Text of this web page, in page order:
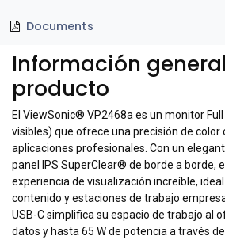
Documents
Información
producto
El ViewSonic® VP2468a es un monitor Full
visibles) que ofrece una precisión de color
aplicaciones profesionales. Con un
panel IPS SuperClear® de borde a borde,
experiencia de visualización increíble,
contenido y estaciones de trabajo
USB-C simplifica su espacio de trabajo al
datos y hasta 65 W de potencia a través